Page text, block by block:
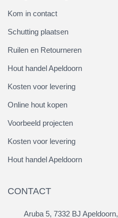
Kom in contact
Schutting plaatsen
Ruilen en Retourneren
Hout handel Apeldoorn
Kosten voor levering
Online hout kopen
Voorbeeld projecten
Kosten voor levering
Hout handel Apeldoorn
CONTACT
Aruba 5, 7332 BJ Apeldoorn,